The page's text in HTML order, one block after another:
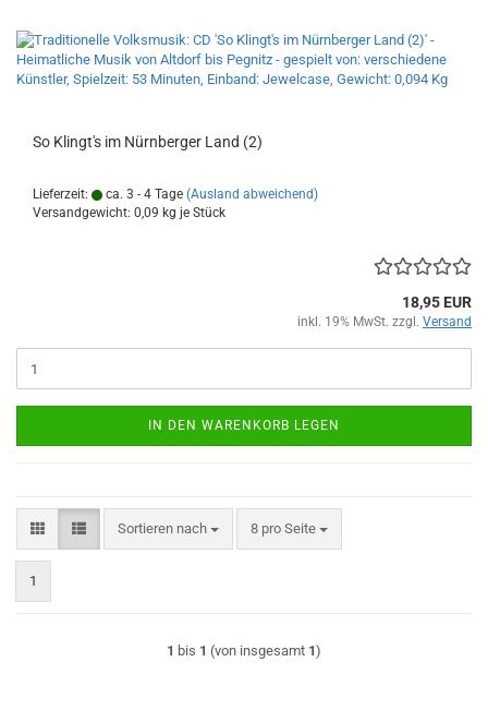
So Klingt's im Nürn­ber­ger Land (2)
Lieferzeit: ca. 3 - 4 Tage (Ausland abweichend)
Versandgewicht: 0,09 kg je Stück
18,95 EUR
inkl. 19% MwSt. zzgl. Versand
IN DEN WARENKORB LEGEN
Sortieren nach
Sortieren nach 8 pro Seite
pro Seite
1
1 bis 1 (von insgesamt 1)